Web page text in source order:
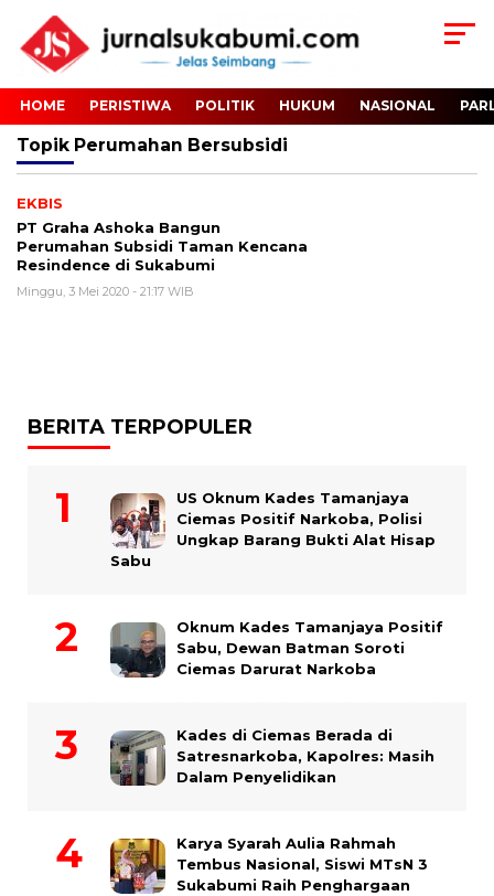
HOME PERISTIWA POLITIK HUKUM NASIONAL
Topik Perumahan Bersubsidi
EKBIS
PT Graha Ashoka Bangun
Perumahan Subsidi Taman Kencana
Resindence di Sukabumi
Minggu, 3 Mei 2020 - 21:17 WIB
BERITA TERPOPULER
US Oknum Kades Tamanjaya
Ciemas Positif Narkoba, Polisi
Ungkap Barang Bukti Alat Hisap
Sabu
Oknum Kades Tamanjaya Positif
Sabu, Dewan Batman Soroti
Ciemas Darurat Narkoba
Kades di Ciemas Berada di
Satresnarkoba, Kapolres: Masih
Dalam Penyelidikan
Karya Syarah Aulia Rahmah
Tembus Nasional, Siswi MTsN 3
Sukabumi Raih Penghargaan